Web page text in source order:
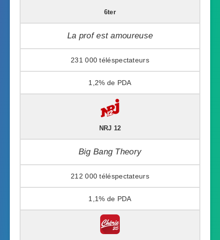
6ter
La prof est amoureuse
231 000
1,2%
NRJ 12
Big Bang Theory
212 000
1,1%